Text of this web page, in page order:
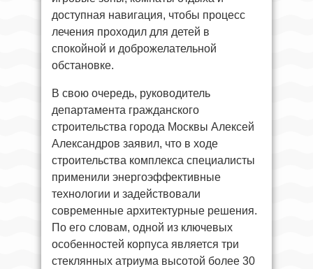
доступная навигация, чтобы процесс
лечения проходил для детей в
спокойной и доброжелательной
обстановке.
В свою очередь, руководитель
департамента гражданского
строительства города Москвы Алексей
Александров заявил, что в ходе
строительства комплекса специалисты
применили энергоэффективные
технологии и задействовали
современные архитектурные решения.
По его словам, одной из ключевых
особенностей корпуса является три
стеклянных атриума высотой более 30